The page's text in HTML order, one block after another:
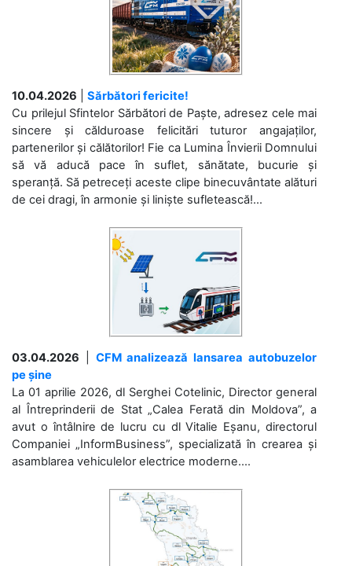
10.04.2026
Sărbători fericite!
Cu prilejul Sfintelor Sărbători de Paște, adresez cele mai
sincere și călduroase felicitări tuturor angajaților,
partenerilor și călătorilor! Fie ca Lumina Învierii Domnului
să vă aducă pace în suflet, sănătate, bucurie și
speranță. Să petreceți aceste clipe binecuvântate alături
de cei dragi, în armonie și liniște sufletească!...
03.04.2026
CFM analizează lansarea autobuzelor
pe șine
La 01 aprilie 2026, dl Serghei Cotelinic, Director general
al Întreprinderii de Stat „Calea Ferată din Moldova”, a
avut o întâlnire de lucru cu dl Vitalie Eșanu, directorul
Companiei „InformBusiness”, specializată în crearea și
asamblarea vehiculelor electrice moderne....